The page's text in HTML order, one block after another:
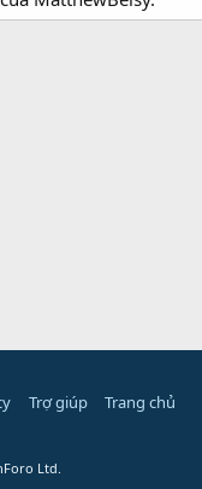
Trợ giúp Trang chủ
Ltd.